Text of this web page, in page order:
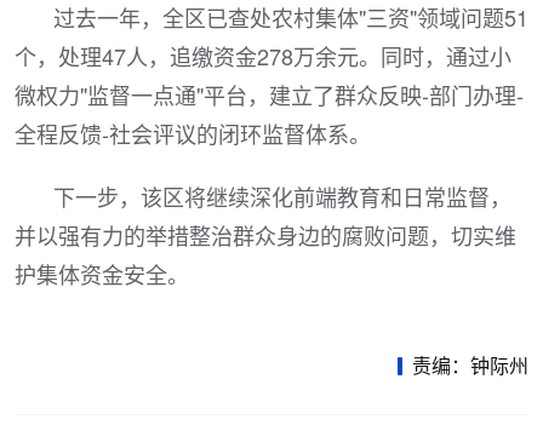
过去一年，全区已查处农村集体"三资"领域问题51
个，处理47人，追缴资金278万余元。同时，通过小
微权力"监督一点通"平台，建立了群众反映-部门办理-
全程反馈-社会评议的闭环监督体系。
下一步，该区将继续深化前端教育和日常监督，
并以强有力的举措整治群众身边的腐败问题，切实维
护集体资金安全。
责编：钟际州